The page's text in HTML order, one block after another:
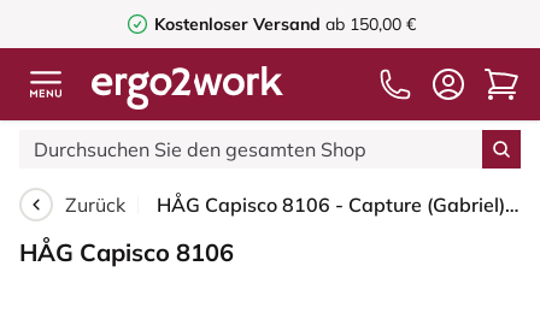
Kostenloser Versand ab 150,00 €
Zurück HÅG Capisco 8106 - Capture (Gabriel) - Wolle / Polyamid - CPT6601 - Blue - Blush Rose - 265 mm (Sitzhöhe 53-79cm) - Weiche Rollen für harte Böden
HÅG Capisco 8106